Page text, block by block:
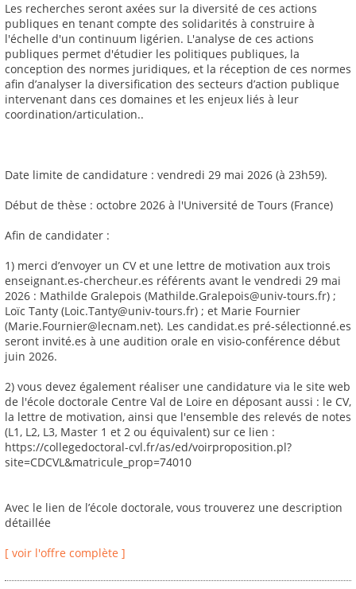
Les recherches seront axées sur la diversité de ces actions
publiques en tenant compte des solidarités à construire à
l'échelle d'un continuum ligérien. L'analyse de ces actions
publiques permet d'étudier les politiques publiques, la
conception des normes juridiques, et la réception de ces normes
afin d’analyser la diversification des secteurs d’action publique
intervenant dans ces domaines et les enjeux liés à leur
coordination/articulation..
Date limite de candidature : vendredi 29 mai 2026 (à 23h59).
Début de thèse : octobre 2026 à l'Université de Tours (France)
Afin de candidater :
1) merci d’envoyer un CV et une lettre de motivation aux trois
enseignant.es-chercheur.es référents avant le vendredi 29 mai
2026 : Mathilde Gralepois (Mathilde.Gralepois@univ-tours.fr) ;
Loïc Tanty (Loic.Tanty@univ-tours.fr) ; et Marie Fournier
(Marie.Fournier@lecnam.net). Les candidat.es pré-sélectionné.es
seront invité.es à une audition orale en visio-conférence début
juin 2026.
2) vous devez également réaliser une candidature via le site web
de l'école doctorale Centre Val de Loire en déposant aussi : le CV,
la lettre de motivation, ainsi que l'ensemble des relevés de notes
(L1, L2, L3, Master 1 et 2 ou équivalent) sur ce lien :
https://collegedoctoral-cvl.fr/as/ed/voirproposition.pl?
site=CDCVL&matricule_prop=74010
Avec le lien de l’école doctorale, vous trouverez une description
détaillée
[ voir l'offre complète ]